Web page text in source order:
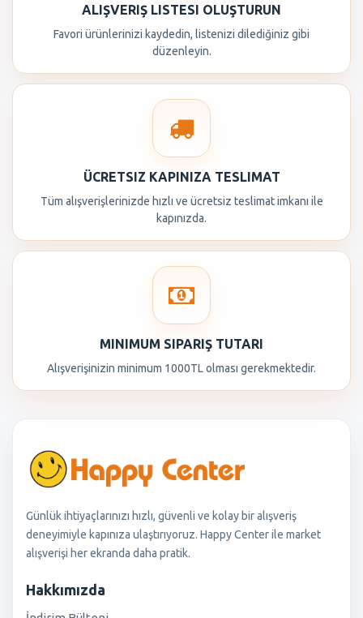
ALIŞVERIŞ LISTESI OLUŞTURUN
Favori ürünlerinizi kaydedin, listenizi dilediğiniz gibi
düzenleyin.
ÜCRETSIZ KAPINIZA TESLIMAT
Tüm alışverişlerinizde hızlı ve ücretsiz teslimat imkanı ile
kapınızda.
MINIMUM SIPARIŞ TUTARI
Alışverişinizin minimum 1000TL olması gerekmektedir.
Günlük ihtiyaçlarınızı hızlı, güvenli ve kolay bir alışveriş
deneyimiyle kapınıza ulaştırıyoruz. Happy Center ile market
alışverişi her ekranda daha pratik.
Hakkımızda